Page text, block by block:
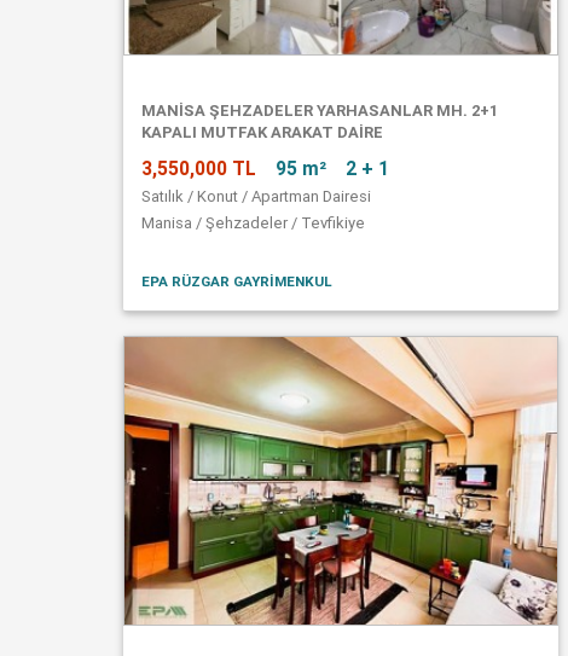
MANISA ŞEHZADELER YARHASANLAR MH. 2+1
KAPALI MUTFAK ARAKAT DAIRE
3,550,000 TL 95 m² 2 + 1
Satılık / Konut / Apartman Dairesi
Manisa / Şehzadeler / Tevfikiye
EPA RÜZGAR GAYRİMENKUL